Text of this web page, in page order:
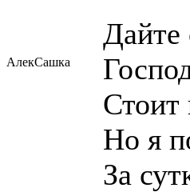
АлекСашка
Дайте
Стоит
Но я
За